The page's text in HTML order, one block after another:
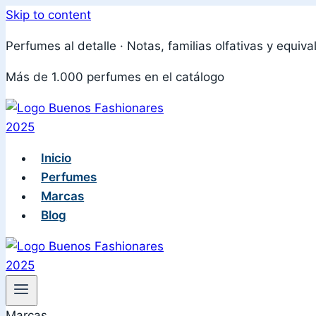
Skip to content
Perfumes al detalle · Notas, familias olfativas y
Más de 1.000 perfumes en el catálogo
Inicio
Perfumes
Marcas
Blog